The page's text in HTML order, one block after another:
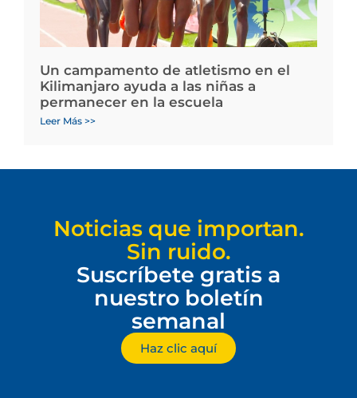
Un campamento de atletismo en el
Kilimanjaro ayuda a las niñas a
permanecer en la escuela
Leer Más >>
Noticias que importan.
Sin ruido.
Suscríbete gratis a
nuestro boletín
semanal
Haz clic aquí